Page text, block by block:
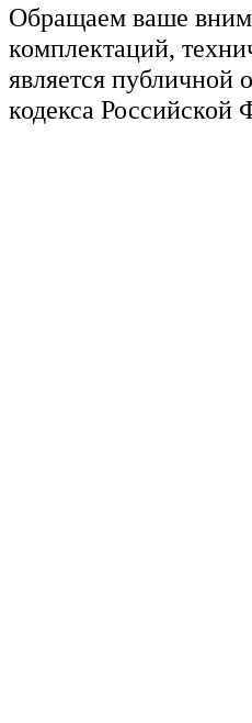
Обращаем ваше
комплектаций,
является публичной
кодекса Российской